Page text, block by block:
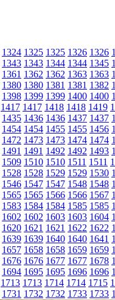
1324 1325 1325 1326 1326
1343 1343 1344 1344 1345
1361 1362 1362 1363 1363
1380 1380 1381 1381 1382
1398 1399 1399 1400 1400
1417 1417 1418 1418 1419
1435 1436 1436 1437 1437
1454 1454 1455 1455 1456
1472 1473 1473 1474 1474
1491 1491 1492 1492 1493
1509 1510 1510 1511 1511
1528 1528 1529 1529 1530
1546 1547 1547 1548 1548
1565 1565 1566 1566 1567
1583 1584 1584 1585 1585
1602 1602 1603 1603 1604
1620 1621 1621 1622 1622
1639 1639 1640 1640 1641
1657 1658 1658 1659 1659
1676 1676 1677 1677 1678
1694 1695 1695 1696 1696
1713 1713 1714 1714 1715
1731 1732 1732 1733 1733